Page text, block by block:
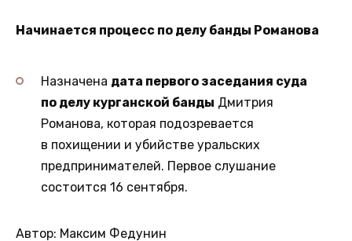
Начинается процесс по делу банды Романова
Назначена дата первого заседания суда
по делу курганской банды Дмитрия
Романова, которая подозревается
в похищении и убийстве уральских
предпринимателей. Первое слушание
состоится 16 сентября.
Автор: Максим Федунин